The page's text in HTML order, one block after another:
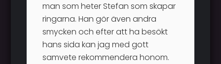
man som heter Stefan som skapar
ringarna. Han gör även andra
smycken och efter att ha besökt
hans sida kan jag med gott
samvete rekommendera honom.